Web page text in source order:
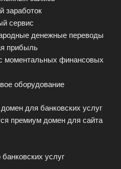
заработок
сервис
денежные переводы
прибыль
моментальных финансовых
оборудование
для банковских услуг
премиум домен для сайта
услуг